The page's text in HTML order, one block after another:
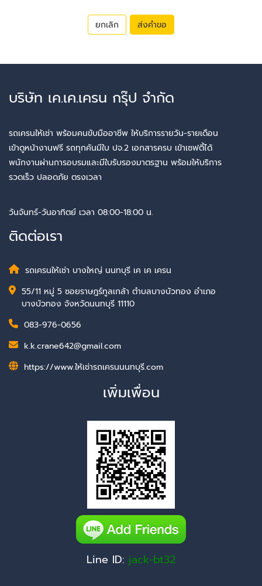
ยกเลิก ส่งคำขอ
บริษัท เค.เค.เครน กรุ๊ป จำกัด
รถเครนให้เช่า พร้อมคนขับมืออาชีพ ให้บริการรายวัน-รายเดือน
เข้าดูหน้างานฟรี รถทุกคันมีใบ ปจ.2 เอกสารครบ เข้าเซฟตี้ได้
พนักงานผ่านการอบรมและมีใบรับรองมาตรฐาน พร้อมให้บริการ
รวดเร็ว ปลอดภัย ตรงเวลา
วันจันทร์-วันอาทิตย์ เวลา 08:00-18:00 น.
ติดต่อเรา
รถเครนให้เช่า บางใหญ่ นนทบุรี เค เค เครน
55/11 หมู่ 5 ซอยราษฎร์ทูลเกล้า ตำบลบางบัวทอง อำเภอ
บางบัวทอง จังหวัดนนทบุรี 11110
083-976-0656
k.k.crane642@gmail.com
https://www.ให้เช่ารถเครนนนทบุรี.com
เพิ่มเพื่อน
Line ID: jack-bt32